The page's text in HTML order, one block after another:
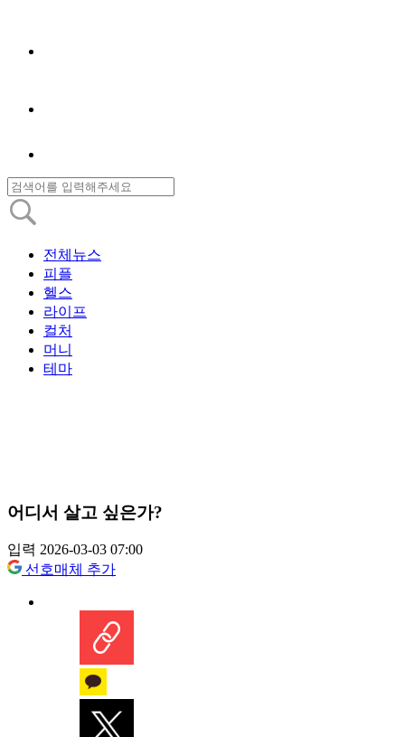
전체뉴스
피플
헬스
라이프
컬처
머니
테마
어디서 살고 싶은가?
입력 2026-03-03 07:00
선호매체 추가